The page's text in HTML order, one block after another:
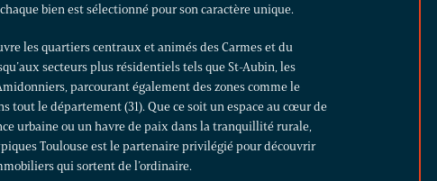
bien est sélectionné pour son caractère unique.
les quartiers centraux et animés des Carmes et du
secteurs plus résidentiels tels que St-Aubin, les
parcourant également des zones comme le
tout le département (31). Que ce soit un espace au cœur de
urbaine ou un havre de paix dans la tranquillité rurale,
Toulouse est le partenaire privilégié pour découvrir
qui sortent de l’ordinaire.